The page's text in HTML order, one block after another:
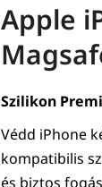
Apple
Szilikon
Védd iPhone
kompatibilis
és biztos